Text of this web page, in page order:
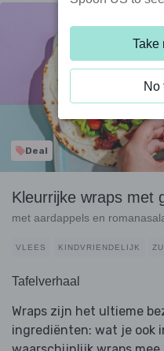
Deal
Kleurrijke wraps met
met aardappels en
VLEES KINDVRIENDELIJK
Tafelverhaal
Wraps zijn het ultieme
ingrediënten: wat je ook
Take
No